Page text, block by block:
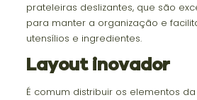
prateleiras deslizantes, que são
para manter a organização e
utensílios e ingredientes.
Layout inovador
É comum distribuir os elementos